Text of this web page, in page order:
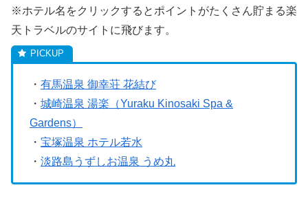
※ホテル名をクリックするとポイントがたくさん貯まる楽
天トラベルのサイトに飛びます。
・ 有馬温泉 御幸荘 花結び
・ 城崎温泉 湯楽（Yuraku Kinosaki Spa &
Gardens）
・ 宝塚温泉 ホテル若水
・ 淡路島うずしお温泉 うめ丸